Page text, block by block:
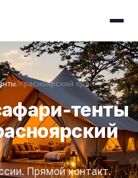
/Красноярский край
тенты
Прямой контакт.